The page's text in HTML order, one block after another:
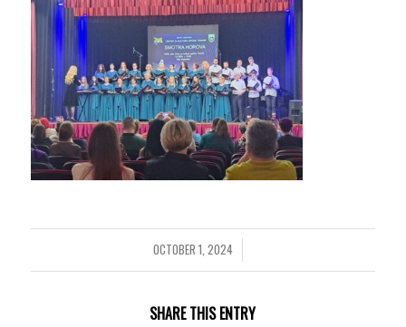
OCTOBER 1, 2024
/
SHARE THIS ENTRY